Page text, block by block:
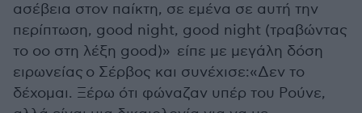
ασέβεια στον παίκτη, σε εμένα σε αυτή την
περίπτωση, good night, good night (τραβώντας
τo oο στη λέξη good)» είπε με μεγάλη δόση
ειρωνείας ο Σέρβος και συνέχισε:«Δεν το
δέχομαι. Ξέρω ότι φώναζαν υπέρ του Ρούνε,